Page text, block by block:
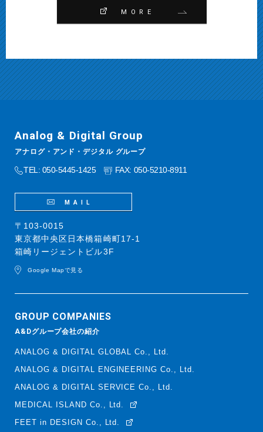
MORE
Analog & Digital Group
アナログ・アンド・デジタル グループ
TEL: 050-5445-1425 FAX: 050-5210-8911
MAIL
〒103-0015
東京都中央区日本橋箱崎町17-1
箱崎リージェントビル3F
Google Mapで見る
GROUP COMPANIES
A&Dグループ会社の紹介
ANALOG & DIGITAL GLOBAL Co., Ltd.
ANALOG & DIGITAL ENGINEERING Co., Ltd.
ANALOG & DIGITAL SERVICE Co., Ltd.
MEDICAL ISLAND Co., Ltd.
FEET in DESIGN Co., Ltd.